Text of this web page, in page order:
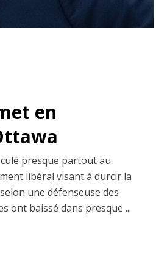
en
presque partout au
libéral visant à durcir la
une défenseuse des
ont baissé dans presque ...